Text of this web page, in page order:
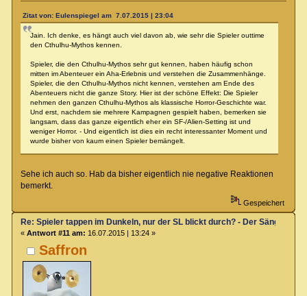
Zitat von: Eulenspiegel am 7.07.2015 | 23:04
Jain. Ich denke, es hängt auch viel davon ab, wie sehr die Spieler outtime
den Cthulhu-Mythos kennen.
Spieler, die den Cthulhu-Mythos sehr gut kennen, haben häufig schon
mitten im Abenteuer ein Aha-Erlebnis und verstehen die Zusammenhänge.
Spieler, die den Cthulhu-Mythos nicht kennen, verstehen am Ende des
Abenteuers nicht die ganze Story. Hier ist der schöne Effekt: Die Spieler
nehmen den ganzen Cthulhu-Mythos als klassische Horror-Geschichte war.
Und erst, nachdem sie mehrere Kampagnen gespielt haben, bemerken sie
langsam, dass das ganze eigentlich eher ein SF-/Alien-Setting ist und
weniger Horror. - Und eigentlich ist dies ein recht interessanter Moment und
wurde bisher von kaum einen Spieler bemängelt.
Sehe ich auch so. Hab da bisher eigentlich nie negative Reaktionen
bemerkt.
Gespeichert
Saffron
Re: Spieler tappen im Dunkeln, nur der SL blickt durch? - Der Sänger von
« Antwort #11 am: 16.07.2015 | 13:24 »